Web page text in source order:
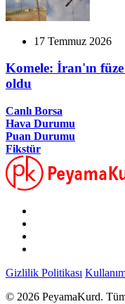
17 Temmuz 2026
Komele: İran'ın füze
oldu
Canlı Borsa
Hava Durumu
Puan Durumu
Fikstür
Gizlilik Politikası
© 2026 PeyamaKurd. Tüm